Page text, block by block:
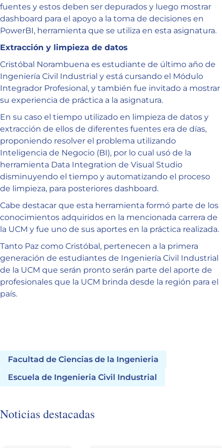
fuentes y estos deben ser depurados y luego mostrar
dashboard para el apoyo a la toma de decisiones en
PowerBI, herramienta que se utiliza en esta asignatura.
Extracción y limpieza de datos
Cristóbal Norambuena es estudiante de último año de
Ingeniería Civil Industrial y está cursando el Módulo
Integrador Profesional, y también fue invitado a mostrar
su experiencia de práctica a la asignatura.
En su caso el tiempo utilizado en limpieza de datos y
extracción de ellos de diferentes fuentes era de días,
proponiendo resolver el problema utilizando
Inteligencia de Negocio (BI), por lo cual usó de la
herramienta Data Integration de Visual Studio
disminuyendo el tiempo y automatizando el proceso
de limpieza, para posteriores dashboard.
Cabe destacar que esta herramienta formó parte de los
conocimientos adquiridos en la mencionada carrera de
la UCM y fue uno de sus aportes en la práctica realizada.
Tanto Paz como Cristóbal, pertenecen a la primera
generación de estudiantes de Ingeniería Civil Industrial
de la UCM que serán pronto serán parte del aporte de
profesionales que la UCM brinda desde la región para el
país.
Facultad de Ciencias de la Ingenieria
Escuela de Ingenieria Civil Industrial
Noticias destacadas